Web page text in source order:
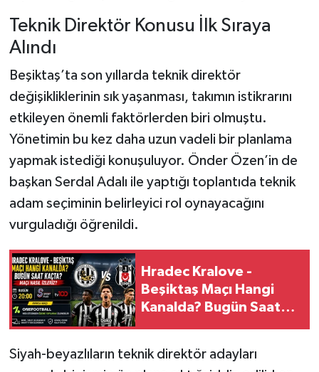
Teknik Direktör Konusu İlk Sıraya
Alındı
Beşiktaş’ta son yıllarda teknik direktör
değişikliklerinin sık yaşanması, takımın istikrarını
etkileyen önemli faktörlerden biri olmuştu.
Yönetimin bu kez daha uzun vadeli bir planlama
yapmak istediği konuşuluyor. Önder Özen’in de
başkan Serdal Adalı ile yaptığı toplantıda teknik
adam seçiminin belirleyici rol oynayacağını
vurguladığı öğrenildi.
Hradec Kralove -
Beşiktaş Maçı Hangi
Kanalda? Bugün Saat
Siyah-beyazlıların teknik direktör adayları